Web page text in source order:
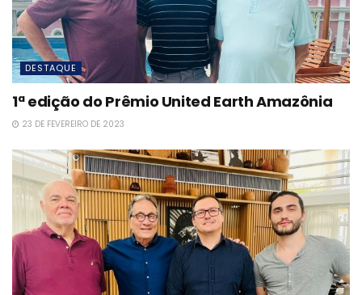
DESTAQUE
1ª edição do Prêmio United Earth Amazônia
23 DE FEVEREIRO DE 2023